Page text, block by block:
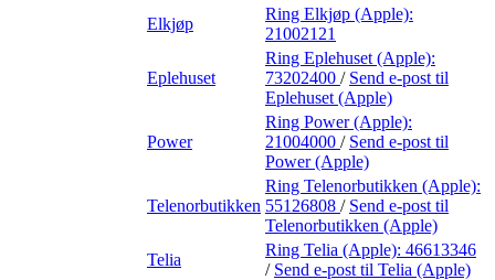
Elkjøp
Ring Elkjøp (Apple):
21002121
Eplehuset
Ring Eplehuset (Apple):
73202400 / Send e-post til
Eplehuset (Apple)
Power
Ring Power (Apple):
21004000 / Send e-post til
Power (Apple)
Telenorbutikken
Ring Telenorbutikken (Apple):
55126808 / Send e-post til
Telenorbutikken (Apple)
Telia
Ring Telia (Apple): 46613346
/ Send e-post til Telia (Apple)